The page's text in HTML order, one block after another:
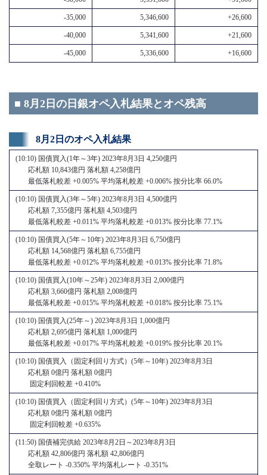
-35,000 5,346,600 +26,600
-40,000 5,341,600 +21,600
-45,000 5,336,600 +16,600
■ 8月2日の日銀オペ入札結果とオペ残高
8月2日のオペ入札結果
(10:10) 国債買入(1年～3年) 2023年8月3日 4,250億円
応札額 10,843億円 落札額 4,258億円
最低落札較差 +0.005% 平均落札較差 +0.006% 按分比率 66.0%
(10:10) 国債買入(3年～5年) 2023年8月3日 4,500億円
応札額 7,355億円 落札額 4,503億円
最低落札較差 +0.011% 平均落札較差 +0.013% 按分比率 77.1%
(10:10) 国債買入(5年～10年) 2023年8月3日 6,750億円
応札額 14,568億円 落札額 6,755億円
最低落札較差 +0.012% 平均落札較差 +0.013% 按分比率 71.8%
(10:10) 国債買入(10年～25年) 2023年8月3日 2,000億円
応札額 3,660億円 落札額 2,008億円
最低落札較差 +0.015% 平均落札較差 +0.018% 按分比率 75.1%
(10:10) 国債買入(25年～) 2023年8月3日 1,000億円
応札額 2,695億円 落札額 1,000億円
最低落札較差 +0.017% 平均落札較差 +0.019% 按分比率 20.1%
(10:10) 国債買入（固定利回り方式）(5年～10年) 2023年8月3日
応札額 0億円 落札額 0億円
固定利回較差 +0.410%
(10:10) 国債買入（固定利回り方式）(5年～10年) 2023年8月3日
応札額 0億円 落札額 0億円
固定利回較差 +0.635%
(11:50) 国債補完供給 2023年8月2日～2023年8月3日
応札額 42,806億円 落札額 42,806億円
全取レート -0.350% 平均落札レート -0.351%